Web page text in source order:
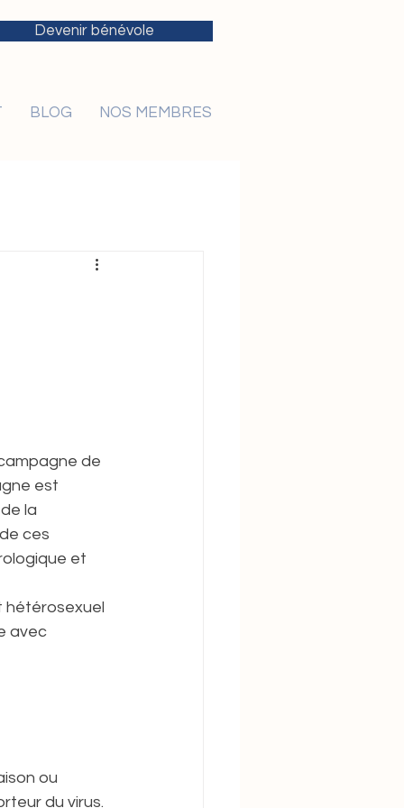
Devenir bénévole
BLOG NOS MEMBRES
de
est
la
ces
et
hétérosexuel
avec
ou
du virus.